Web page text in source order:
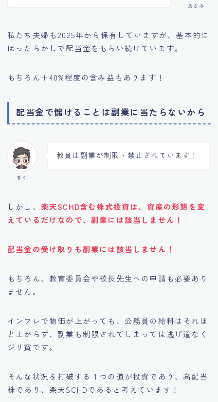
あさみ
私たち夫婦も2025年から保有していますが、基本的に
ほったらかしで配当金をもらい続けています。
もちろん＋40%程度の含み益もあります！
配当金で儲けることは副業に当たらないから
きく
教員は副業が制限・禁止されています！
しかし、 楽天SCHD含む株式投資は、資産の形態を変
えているだけなので、副業には該当しません！
配当金の受け取りも副業には該当しません！
もちろん、教育委員会や校長先生への申請も必要あり
ません。
インフレで物価が上がっても、公務員の給料はそれほ
ど上がらず、副業も制限されてしまっては逃げ道なく
ジリ貧です。
そんな状況を打破する１つの道が投資であり、高配当
株であり、楽天SCHDであると考えています！